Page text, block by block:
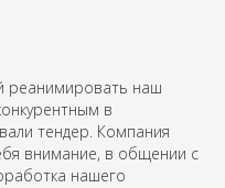
реанимировать наш
в
тендер. Компания
внимание, в общении с
нашего